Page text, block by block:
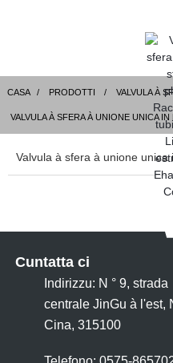
CASA PRODOTTI VALVULA À
VALVULA À SFERA À UNIONE UNICA IN
Valvula à sfera à unione unica
Cuntatta ci
Indirizzu: N ° 9, strada
centrale JinGu à l'est,
Cina, 315100